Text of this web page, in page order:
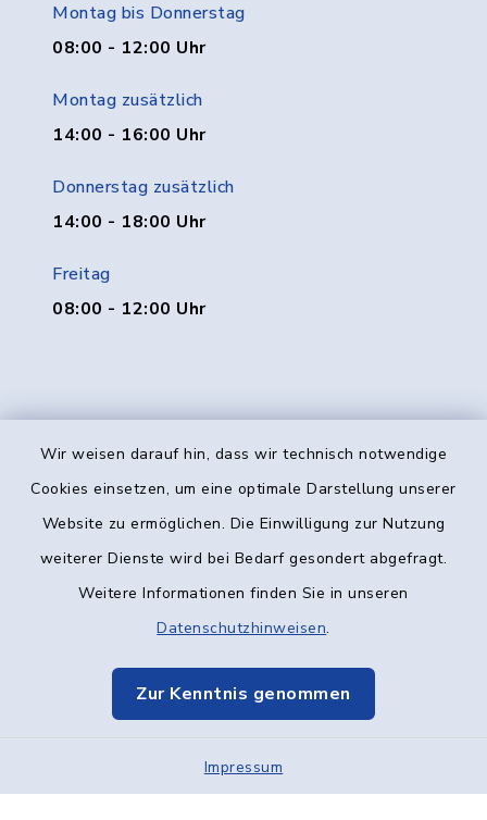
Wir weisen darauf hin, dass wir technisch notwendige
Cookies einsetzen, um eine optimale Darstellung unserer
Website zu ermöglichen. Die Einwilligung zur Nutzung
weiterer Dienste wird bei Bedarf gesondert abgefragt.
Weitere Informationen finden Sie in unseren
Datenschutzhinweisen.
Zur Kenntnis genommen
Impressum
Montag bis Donnerstag
08:00 - 12:00 Uhr
Montag zusätzlich
14:00 - 16:00 Uhr
Donnerstag zusätzlich
14:00 - 18:00 Uhr
Freitag
08:00 - 12:00 Uhr
Kontakt
Datenschutz
Elektronische Kommunikation
Sitemap